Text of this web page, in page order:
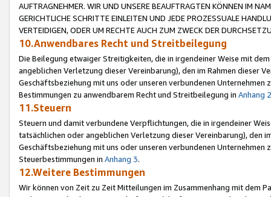
AUFTRAGNEHMER. WIR UND UNSERE BEAUFTRAGTEN KÖNNEN IM
GERICHTLICHE SCHRITTE EINLEITEN UND JEDE PROZESSUALE
VERTEIDIGEN, ODER UM RECHTE AUCH ZUM ZWECK DER
10.Anwendbares Recht und Streitbeilegung
Die Beilegung etwaiger Streitigkeiten, die in irgendeiner Weise mit
angeblichen Verletzung dieser Vereinbarung), den im Rahmen dieser
Geschäftsbeziehung mit uns oder unseren verbundenen
Bestimmungen zu anwendbarem Recht und Streitbeilegung in Anhang 2
11.Steuern
Steuern und damit verbundene Verpflichtungen, die in irgendeiner
tatsächlichen oder angeblichen Verletzung dieser Vereinbarung), den
Geschäftsbeziehung mit uns oder unseren verbundenen
Steuerbestimmungen in Anhang 3.
12.Weitere Bestimmungen
Wir können von Zeit zu Zeit Mitteilungen im Zusammenhang mit dem